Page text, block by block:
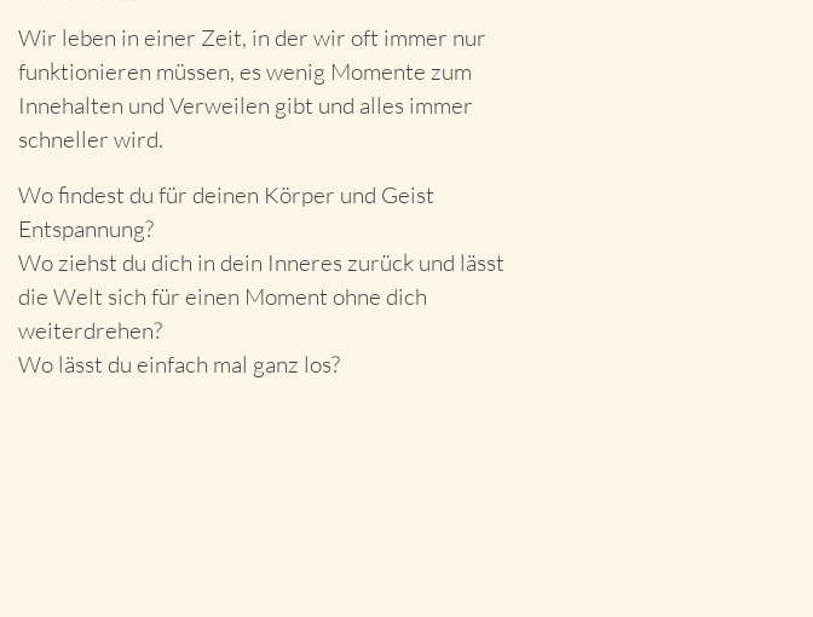
Wir leben in einer Zeit, in der wir oft immer nur
funktionieren müssen, es wenig Momente zum
Innehalten und Verweilen gibt und alles immer
schneller wird.
Wo findest du für deinen Körper und Geist
Entspannung?
Wo ziehst du dich in dein Inneres zurück und lässt
die Welt sich für einen Moment ohne dich
weiterdrehen?
Wo lässt du einfach mal ganz los?